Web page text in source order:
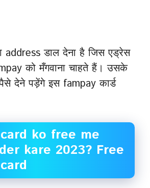
address डाल देना है जिस एड्रेस
को मँगवाना चाहते हैं। उसके
देने पड़ेंगे इस fampay कार्ड
ko free me
kare 2023? Free